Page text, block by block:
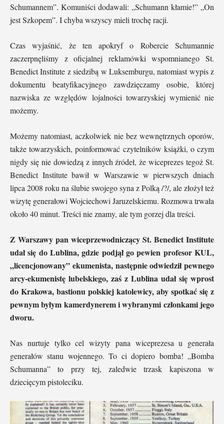
Schumannem”. Komuniści dodawali: „Schumann kłamie!” „On
jest Szkopem”. I chyba wszyscy mieli trochę racji.
Czas wyjaśnić, że ten apokryf o Robercie Schumannie
zaczerpnęliśmy z oficjalnej reklamówki wspomnianego St.
Benedict Institute z siedzibą w Luksemburgu, natomiast wypis z
dokumentu beatyfikacyjnego zawdzięczamy osobie, której
nazwiska ze względów lojalności towarzyskiej wymienić nie
możemy.
Możemy natomiast, aczkolwiek nie bez wewnętrznych oporów,
także towarzyskich, poinformować czytelników książki, o czym
nigdy się nie dowiedzą z innych źródeł, że wiceprezes tegoż St.
Benedict Institute bawił w Warszawie w pierwszych dniach
lipca 2008 roku na ślubie swojego syna z Polką /?/, ale złożył też
wizytę generałowi Wojciechowi Jaruzelskiemu. Rozmowa trwała
około 40 minut. Treści nie znamy, ale tym gorzej dla treści.
Z Warszawy pan wiceprzewodniczący St. Benedict Institute
udał się do Lublina, gdzie podjął go pewien profesor KUL,
„licencjonowany” ekumenista, następnie odwiedził pewnego
arcy-ekumenistę lubelskiego, zaś z Lublina udał się wprost
do Krakowa, bastionu polskiej katolewicy, aby spotkać się z
pewnym byłym kamerdynerem i wybranymi członkami jego
dworu.
Nas nurtuje tylko cel wizyty pana wiceprezesa u generała
generałów stanu wojennego. To ci dopiero bomba! „Bomba
Schumanna” to przy tej, zaledwie trzask kapiszona w
dziecięcym pistoleciku.